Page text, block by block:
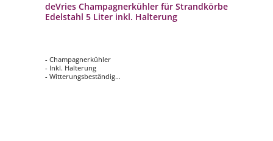
deVries Champagnerkühler für Strandkörbe
Edelstahl 5 Liter inkl. Halterung
- Champagnerkühler
- Inkl. Halterung
- Witterungsbeständig